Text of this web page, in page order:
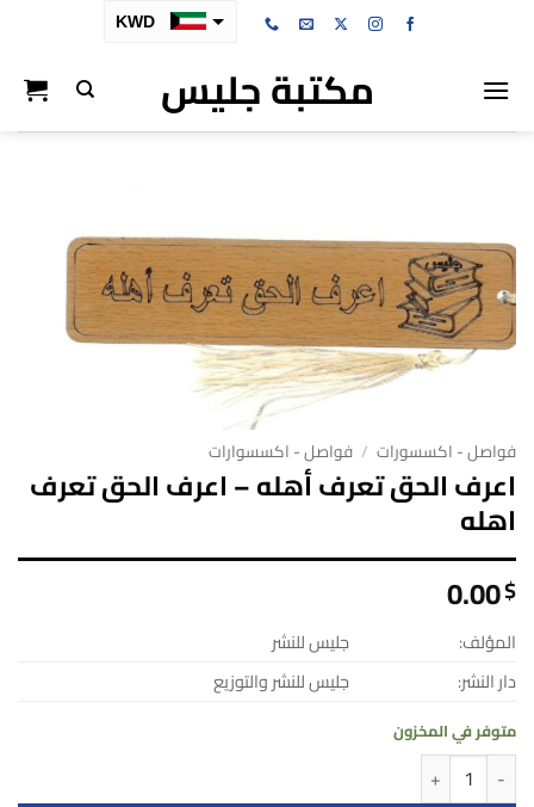
KWD
QAR
مكتبة جليس
فواصل - اكسسورات / فواصل - اكسسوارات
اعرف الحق تعرف أهله – اعرف الحق تعرف
اهله
0.00$
المؤلف:
جليس للنشر
دار النشر:
جليس للنشر والتوزيع
متوفر في المخزون
كمية اعرف الحق تعرف أهله - اعرف الحق تعرف اهله